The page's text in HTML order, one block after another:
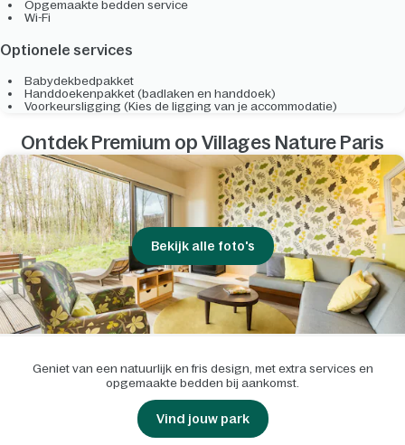
Opgemaakte bedden service
Wi-Fi
Optionele services
Babydekbedpakket
Handdoekenpakket (badlaken en handdoek)
Voorkeursligging (Kies de ligging van je accommodatie)
Ontdek Premium op Villages Nature Paris
Geniet van een natuurlijk en fris design, met extra services en
opgemaakte bedden bij aankomst.
Vind jouw park
Bekijk alle foto's